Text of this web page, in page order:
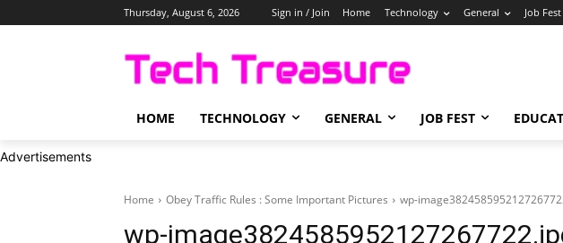
Thursday, August 6, 2026 Sign in / Join Home Technology General Job Fest
HOME TECHNOLOGY GENERAL JOB FEST
Advertisements
Home Obey Traffic Rules : Some Important Pictures wp-
wp-